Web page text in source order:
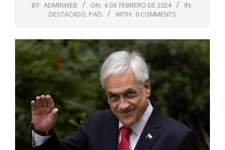
BY: ADMINWEB ON: 6 DE FEBRERO DE 2024
IN:
DESTACADO, PAÍS WITH: 0 COMMENTS